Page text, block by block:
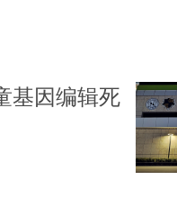
基因编辑死